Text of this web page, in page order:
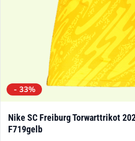
Produktseite
- 33%
Nike SC Freiburg Torwarttrikot
F719gelb